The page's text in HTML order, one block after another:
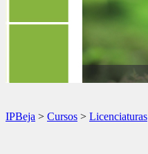
IPBeja > Cursos > Licenciaturas